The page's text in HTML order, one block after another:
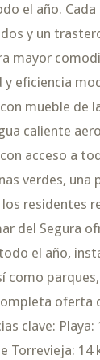
el año.
y un
mayor
eficiencia
mueble de
caliente
acceso a
verdes, una
residentes
del Segura
el año,
oferta
clave:
Torrevieja: